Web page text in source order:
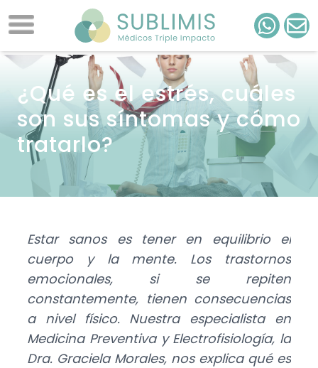
¿Qué es el estrés, cuáles
son sus síntomas y cómo
tratarlo?
Estar sanos es tener en equilibrio el
cuerpo y la mente. Los trastornos
emocionales, si se repiten
constantemente, tienen consecuencias
a nivel físico. Nuestra especialista en
Medicina Preventiva y Electrofisiología, la
Dra. Graciela Morales, nos explica qué es